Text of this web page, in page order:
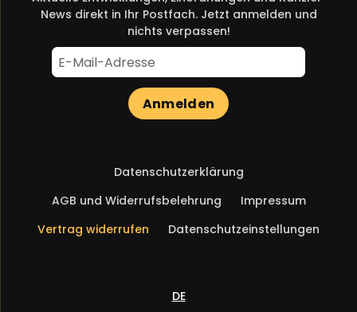
News direkt in Ihr Postfach. Jetzt anmelden und
nichts verpassen!
Anmelden
Navigation
Datenschutzerklärung
AGB und Widerrufsbelehrung
Impressum
Vertrag widerrufen
Datenschutzeinstellungen
DE